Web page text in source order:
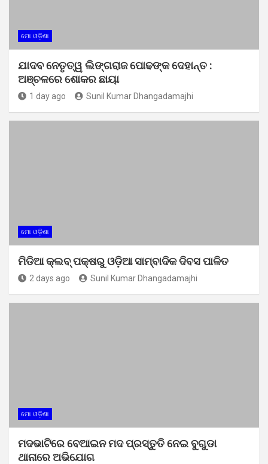
ମୋ ଓଡ଼ିଶା
ଯାଦବ ନେତୃତ୍ୱ ଲିଙ୍ଗରାଜ ପୋଢଙ୍କ ଦେହାନ୍ତ :
ଅଞ୍ଚଳରେ ଶୋକର ଛାୟା
1 day ago Sunil Kumar Dhangadamajhi
ମୋ ଓଡ଼ିଶା
ମିଡିଆ କ୍ଲବ୍ ପକ୍ଷରୁ ଓଡ଼ିଆ ସାମ୍ବାଦିକ ଦିବସ ପାଳିତ
2 days ago Sunil Kumar Dhangadamajhi
ମୋ ଓଡ଼ିଶା
ମଦଭାଟିରେ ବେଆଇନ ମଦ ପ୍ରସ୍ତୁତି ନେଇ ବୁଗୁଡା
ଥାନାରେ ଅଭିଯୋଗ